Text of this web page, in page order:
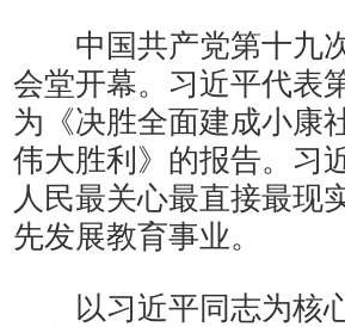
中国共产党第十九次
会堂开幕。习近平代表
为《决胜全面建成小康
伟大胜利》的报告。习
人民最关心最直接最现
先发展教育事业。
以习近平同志为核心